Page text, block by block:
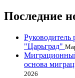
Последние
Руководитель
"Царьград"
основа
2026